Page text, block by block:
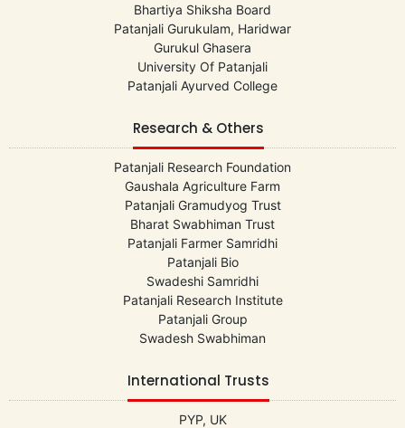
Bhartiya Shiksha Board
Patanjali Gurukulam, Haridwar
Gurukul Ghasera
University Of Patanjali
Patanjali Ayurved College
Research & Others
Patanjali Research Foundation
Gaushala Agriculture Farm
Patanjali Gramudyog Trust
Bharat Swabhiman Trust
Patanjali Farmer Samridhi
Patanjali Bio
Swadeshi Samridhi
Patanjali Research Institute
Patanjali Group
Swadesh Swabhiman
International Trusts
PYP, UK